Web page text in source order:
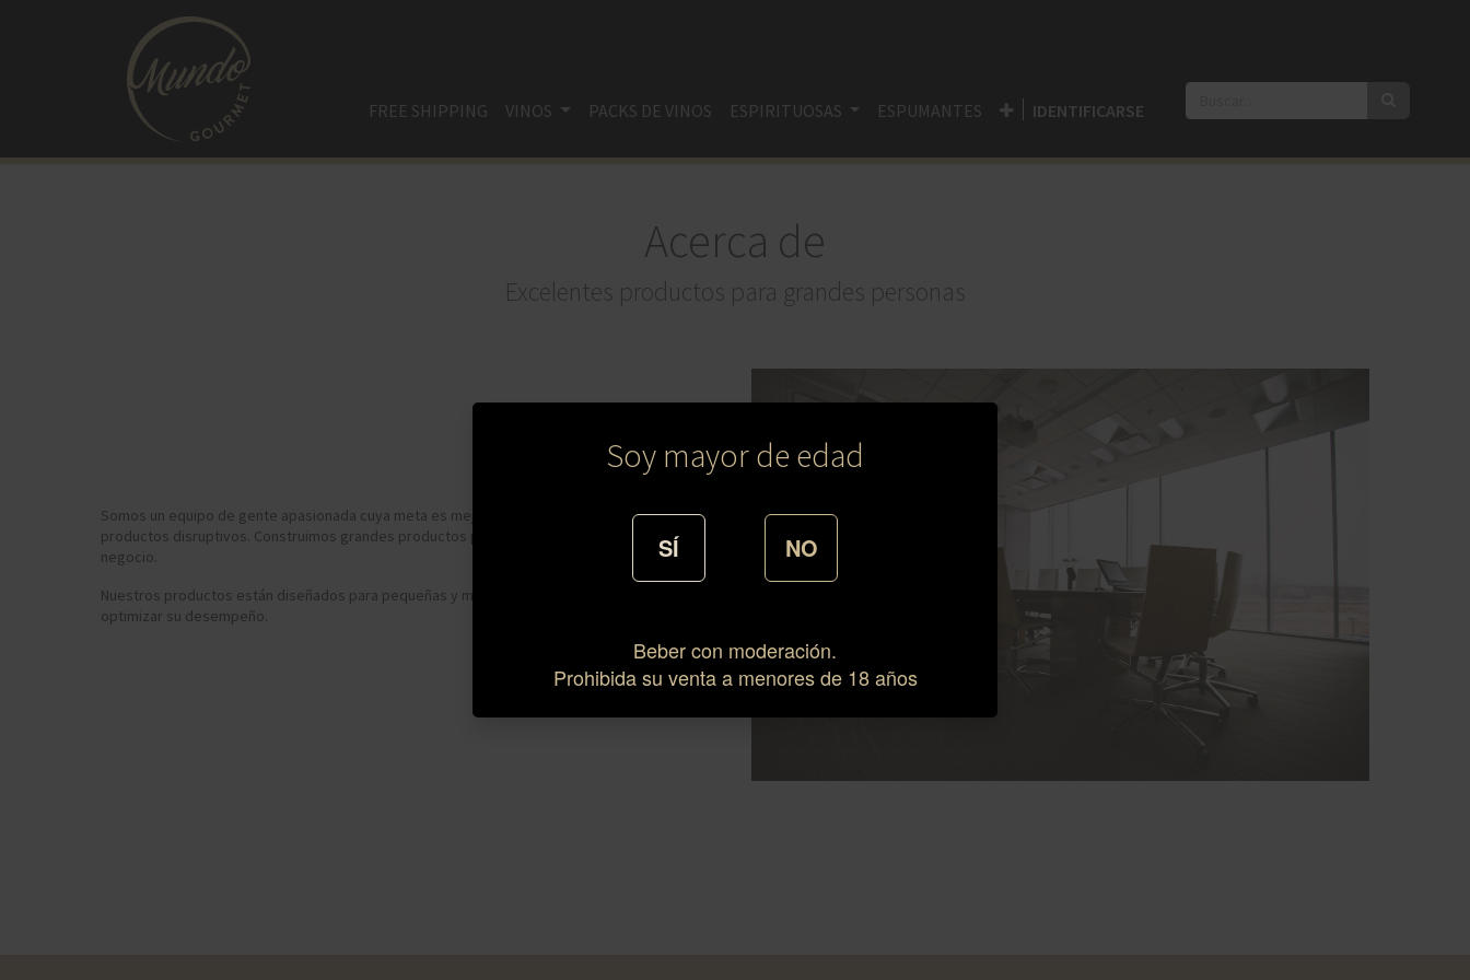
FREE SHIPPING VINOS PACKS DE VINOS ESPIRITUOSAS ESPUMANTES IDENTIFICARSE
Acerca de
Excelentes productos para grandes personas
Somos un equipo de gente apasionada cuya meta es mejorar la vida de cada uno a través de
productos disruptivos. Construimos grandes productos para solucionar sus problemas de
negocio.
Nuestros productos están diseñados para pequeñas y medianas empresas que desean
optimizar su desempeño.
Soy mayor de edad
SÍ NO
Beber con moderación.
Prohibida su venta a menores de 18 años